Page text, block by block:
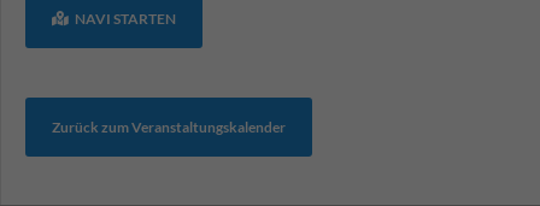
NAVI STARTEN
Zurück zum Veranstaltungskalender